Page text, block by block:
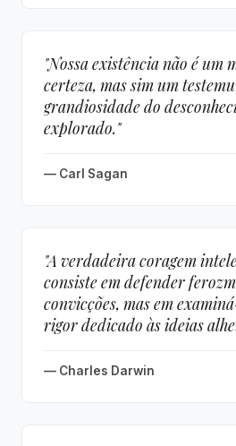
"Nossa existência não é um
certeza, mas sim um
grandiosidade do
explorado."
— Carl Sagan
"A verdadeira coragem
consiste em defender
convicções, mas em
rigor dedicado às ideias
— Charles Darwin